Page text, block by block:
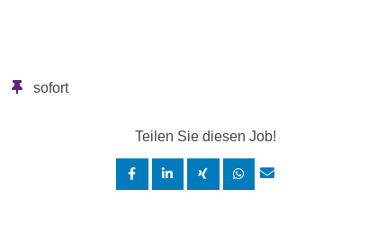
sofort
Teilen Sie diesen Job!